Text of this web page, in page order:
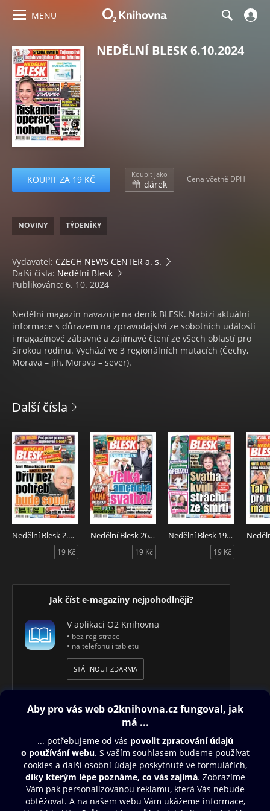
MENU
NEDĚLNÍ BLESK 6.10.2024
KOUPIT ZA 19 KČ Koupit jako
dárek Cena včetně DPH
NOVINY TÝDENÍKY
Vydavatel: CZECH NEWS CENTER a. s.
Další čísla: Nedělní Blesk
Publikováno: 6. 10. 2024
Nedělní magazín navazuje na deník BLESK. Nabízí aktuální
informace s důrazem na zpravodajství ze sobotních událostí
i magazínové zábavné a zajímavé čtení ze všech oblastí pro
širokou rodinu. Vychází ve 3 regionálních mutacích (Čechy,
Morava – jih, Morava – sever).
Další čísla
Nedělní Blesk 2.8.2026
19 Kč
Nedělní Blesk 26.7.2026
19 Kč
Nedělní Blesk 19.7.2026
19 Kč
Jak číst e-magazíny nejpohodlněji?
V aplikaci O2 Knihovna
• bez registrace
• na telefonu i tabletu
STÁHNOUT ZDARMA
Obsah ke stažení
Moje O2 Knihovna
Další zábava